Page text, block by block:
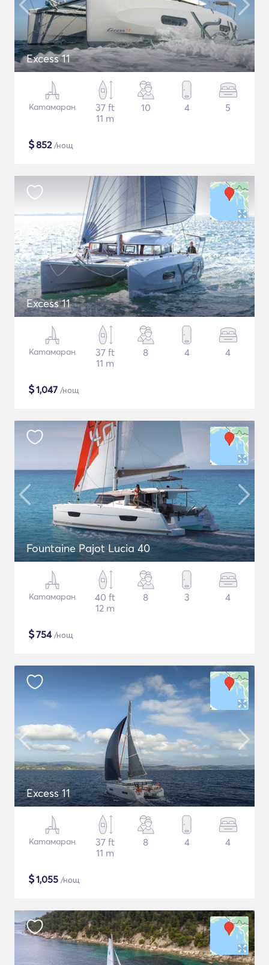
Excess 11
Катамаран
37 ft
11 m
10 4 5
$852/нощ
Excess 11
Катамаран
37 ft
11 m
8 4 4
$1,047 /нощ
Fountaine Pajot Lucia 40
Катамаран
40 ft
12 m
8 3 4
$754/нощ
Excess 11
Катамаран
37 ft
11 m
8 4 4
$1,055 /нощ